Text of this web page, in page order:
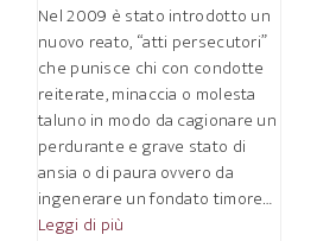
Nel 2009 è stato introdotto un
nuovo reato, “atti persecutori”
che punisce chi con condotte
reiterate, minaccia o molesta
taluno in modo da cagionare un
perdurante e grave stato di
ansia o di paura ovvero da
ingenerare un fondato timore…
Leggi di più